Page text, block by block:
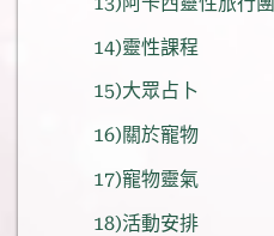
14)靈性課程
15)大眾占卜
16)關於寵物
17)寵物靈氣
18)活動安排